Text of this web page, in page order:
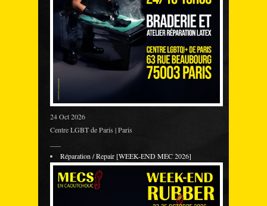
24 Oct 2026
Centre LGBT de Paris | Paris
Réparation / Repair [WEEK-END MEC 2026]